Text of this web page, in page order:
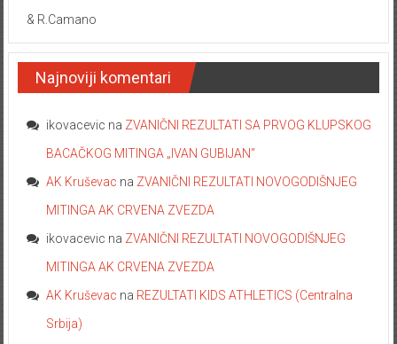
& R.Camano
Najnoviji komentari
ikovacevic na ZVANIČNI REZULTATI SA PRVOG KLUPSKOG
BACAČKOG MITINGA „IVAN GUBIJAN“
AK Kruševac na ZVANIČNI REZULTATI NOVOGODIŠNJEG
MITINGA AK CRVENA ZVEZDA
ikovacevic na ZVANIČNI REZULTATI NOVOGODIŠNJEG
MITINGA AK CRVENA ZVEZDA
AK Kruševac na REZULTATI KIDS ATHLETICS (Centralna
Srbija)